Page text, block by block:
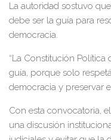
La autoridad sostuvo
debe ser la guía para
democracia.
“La Constitución Política
guía, porque solo
democracia y preservar
Con esta convocatoria,
una discusión